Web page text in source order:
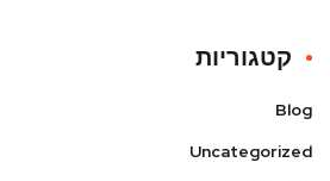
קטגוריות
Blog
Uncategorized